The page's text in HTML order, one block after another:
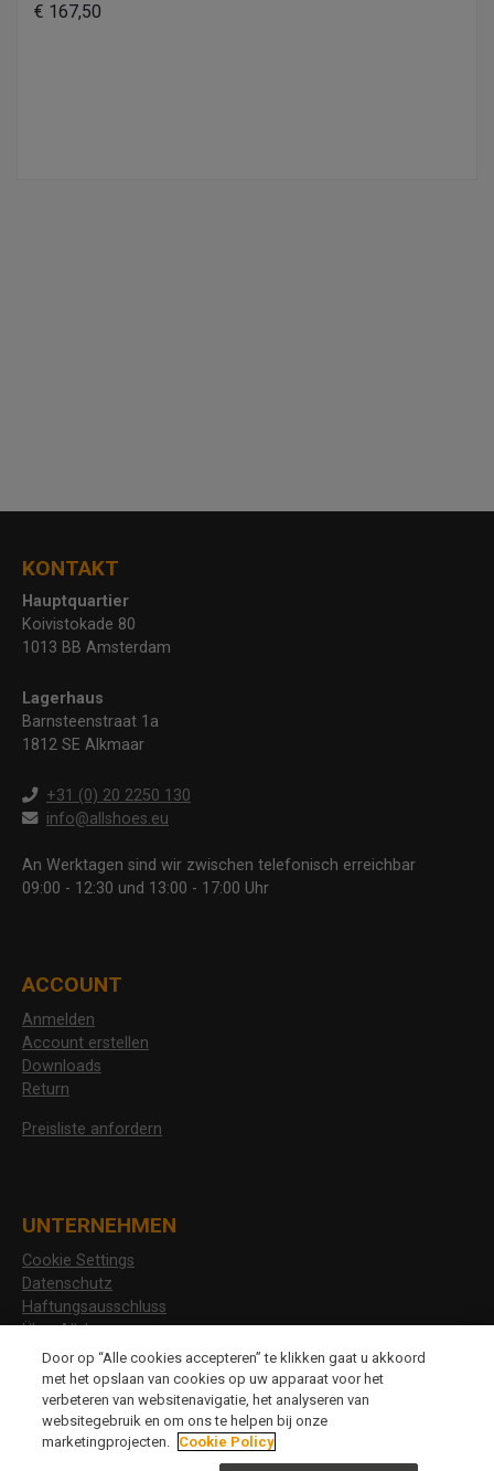
€ 167,50
KONTAKT
Hauptquartier
Koivistokade 80
1013 BB Amsterdam
Lagerhaus
Barnsteenstraat 1a
1812 SE Alkmaar
+31 (0) 20 2250 130
info@allshoes.eu
An Werktagen sind wir zwischen telefonisch erreichbar
09:00 - 12:30 und 13:00 - 17:00 Uhr
ACCOUNT
Anmelden
Account erstellen
Downloads
Return
Preisliste anfordern
UNTERNEHMEN
Cookie Settings
Datenschutz
Haftungsausschluss
Über Allshoes
Stellenangebote
CHANGE LANGUAGE
Door op “Alle cookies accepteren” te klikken gaat u akkoord
met het opslaan van cookies op uw apparaat voor het
verbeteren van websitenavigatie, het analyseren van
websitegebruik en om ons te helpen bij onze
marketingprojecten. Cookie Policy